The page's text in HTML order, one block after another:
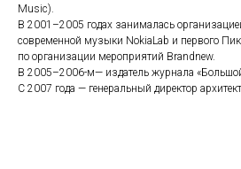
Music).
В 2001–2005 годах занималась
современной музыки NokiaLab и первого
по организации мероприятий Brandnew.
В 2005–2006-м— издатель журнала
С 2007 года — генеральный директор